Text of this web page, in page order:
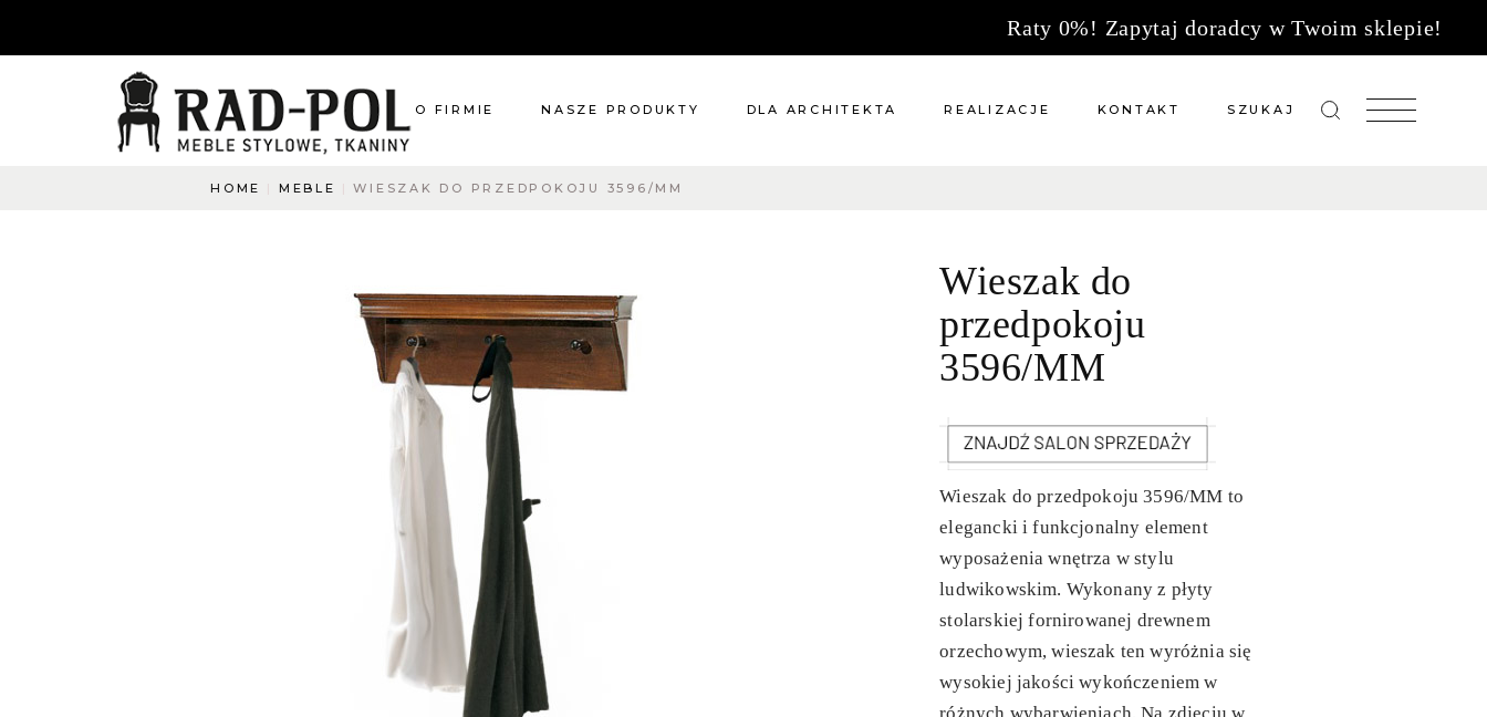
Raty 0%! Zapytaj doradcy w Twoim sklepie!
O FIRMIE
O co pytacie?
Napisz do nas
NASZE PRODUKTY
Renowacje
Kuchnie
Dodatki
Tkaniny
DLA ARCHITEKTA REALIZACJE KONTAKT
Kuchnie
SZUKAJ
HOME MEBLE WIESZAK DO PRZEDPOKOJU 3596/MM
Wieszak do
przedpokoju
3596/MM
Wieszak do przedpokoju 3596/MM to
elegancki i funkcjonalny element
wyposażenia wnętrza w stylu
ludwikowskim. Wykonany z płyty
stolarskiej fornirowanej drewnem
orzechowym, wieszak ten wyróżnia się
wysokiej jakości wykończeniem w